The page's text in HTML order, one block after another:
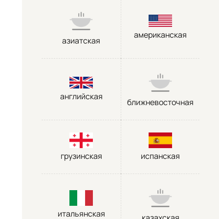
азиатская
американская
английская
ближневосточная
грузинская испанская
итальянская